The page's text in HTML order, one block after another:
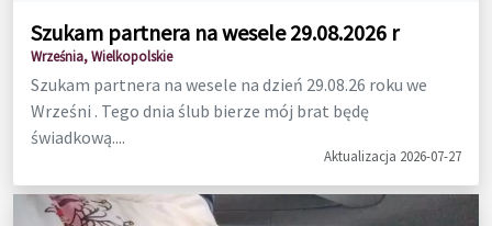
Szukam partnera na wesele 29.08.2026 r
Września, Wielkopolskie
Szukam partnera na wesele na dzień 29.08.26 roku we
Wrześni . Tego dnia ślub bierze mój brat będę
świadkową....
Aktualizacja 2026-07-27